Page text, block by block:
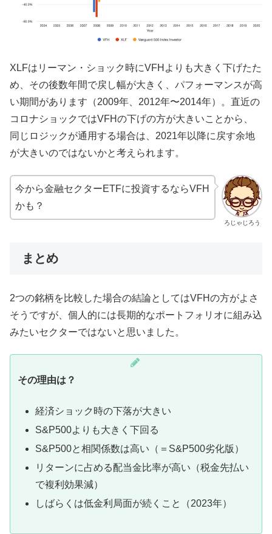
XLFはリーマン・ショック時にVFHよりも大きく下げたた
め、その後数年間で戻し幅が大きく、パフォーマンスが高
い期間があります（2009年、2012年〜2014年）。直近の
コロナショックではVFHの下げの方が大きいことから、
同じロジックが通用する場合は、2021年以降に戻す余地
が大きいのではないかと考えられます。
ろじゃじろう
今から金融セクターETFに投資するならVFH
かも？
まとめ
2つの銘柄を比較した場合の結論としてはVFHの方がよさ
そうですが、個人的には長期的なポートフォリオに組み込
みたいセクターではないと思いました。
その理由は？
経済ショック時の下落が大きい
S&P500よりも大きく下回る
S&P500と相関係数は高い（＝S&P500劣化版）
リターンに占める配当金比率が高い（税金先払い
で複利効果減）
しばらくは低金利局面が続くこと（2023年）